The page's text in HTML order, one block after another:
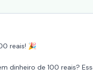
reais! 🎉
dinheiro de 100 reais?